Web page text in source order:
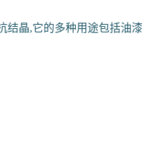
晶,它的多种用途包括油